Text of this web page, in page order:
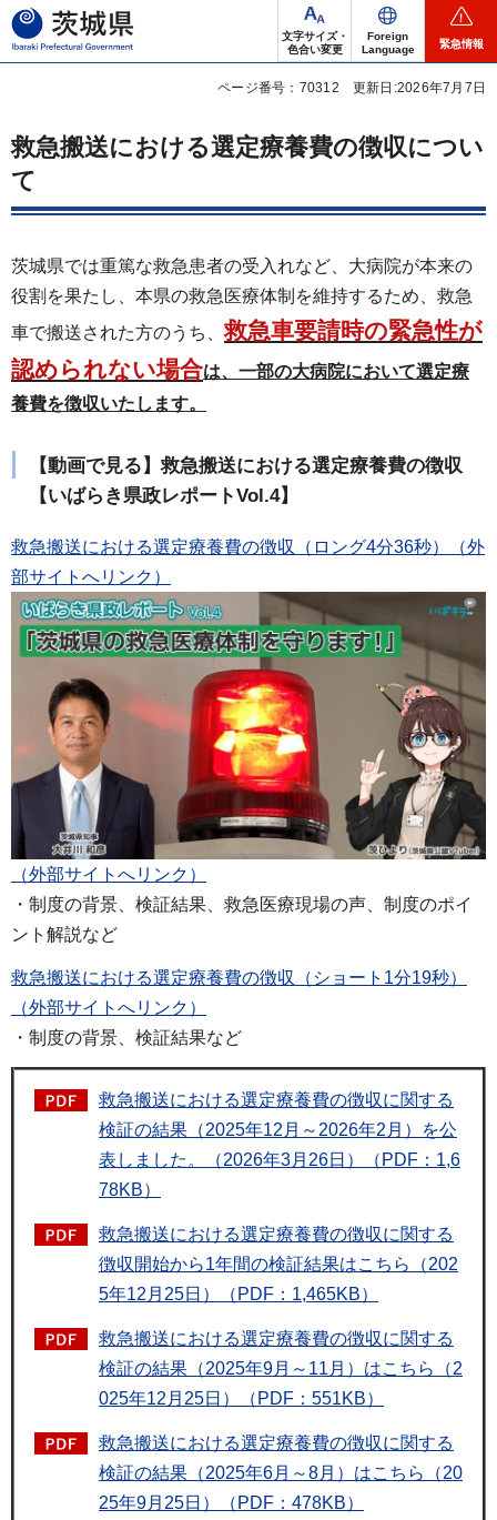
茨城県
文字サイズ・
色合い変更
Foreign
Language
緊急情報
ページ番号：70312 更新日:2026年7月7日
救急搬送における選定療養費の徴収につい
て
茨城県では重篤な救急患者の受入れなど、大病院が本来の
役割を果たし、本県の救急医療体制を維持するため、救急
車で搬送された方のうち、救急車要請時の緊急性が
認められない場合は、一部の大病院において選定療
養費を徴収いたします。
【動画で見る】救急搬送における選定療養費の徴収
【いばらき県政レポートVol.4】
救急搬送における選定療養費の徴収（ロング4分36秒）（外
部サイトへリンク）
（外部サイトへリンク）
・制度の背景、検証結果、救急医療現場の声、制度のポイ
ント解説など
救急搬送における選定療養費の徴収（ショート1分19秒）
（外部サイトへリンク）
・制度の背景、検証結果など
救急搬送における選定療養費の徴収に関する
検証の結果（2025年12月～2026年2月）を公
表しました。（2026年3月26日）（PDF：1,6
78KB）
救急搬送における選定療養費の徴収に関する
徴収開始から1年間の検証結果はこちら（202
5年12月25日）（PDF：1,465KB）
救急搬送における選定療養費の徴収に関する
検証の結果（2025年9月～11月）はこちら（2
025年12月25日）（PDF：551KB）
救急搬送における選定療養費の徴収に関する
検証の結果（2025年6月～8月）はこちら（20
25年9月25日）（PDF：478KB）